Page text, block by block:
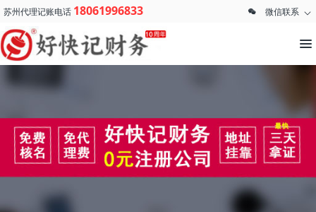
苏州代理记账电话 18061996833 微信联系